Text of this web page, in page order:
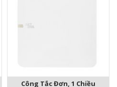
Công Tắc Đơn, 1 Chiều